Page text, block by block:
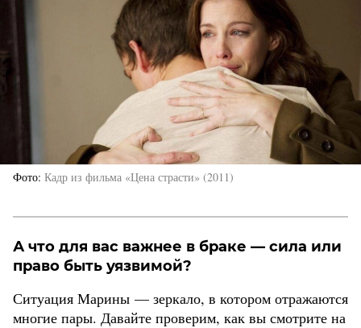
Фото Кадр из фильма «Цена страсти» (2011)
А что для вас важнее в браке — сила или
право быть уязвимой?
Ситуация Марины — зеркало, в котором отражаются
многие пары. Давайте проверим, как вы смотрите на